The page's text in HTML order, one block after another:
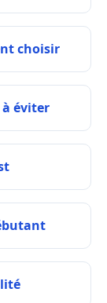
choisir
éviter